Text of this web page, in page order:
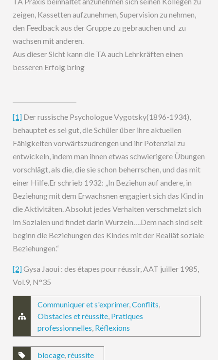
zeigen, Kassetten aufzunehmen, Supervision zu nehmen,
den Feedback aus der Gruppe zu gebrauchen und zu
wachsen mit anderen.
Aus dieser Sicht kann die TA auch Lehrkräften einen
besseren Erfolg bring
[1] Der russische Psychologue Vygotsky(1896-1934),
behauptet es sei gut, die Schüler über ihre aktuellen
Fähigkeiten vorwärtszudrengen und ihr Potenzial zu
entwickeln, indem man ihnen etwas schwierigere Übungen
vorschlägt, als die, die sie schon beherrschen, und das mit
einer Hilfe.Er schrieb 1932: „In Beziehun auf andere, in
Beziehung mit dem Erwachsnen engagiert sich das Kind in
die Aktivitäten. Absolut jedes Verhalten verschmelzt sich
im Sozialen und findet darin Wurzeln….Dem nach sind seit
beginn die Beziehungen des Kindes mit der Realiät soziale
Beziehungen.“
[2]Gysa Jaoui : des étapes pour réussir, AAT juiller 1985,
Vol.9, N°35
Communiquer et s'exprimer,Conflits,
Obstacles et réussite, Pratiques
professionnelles, Réflexions
blocage,réussite